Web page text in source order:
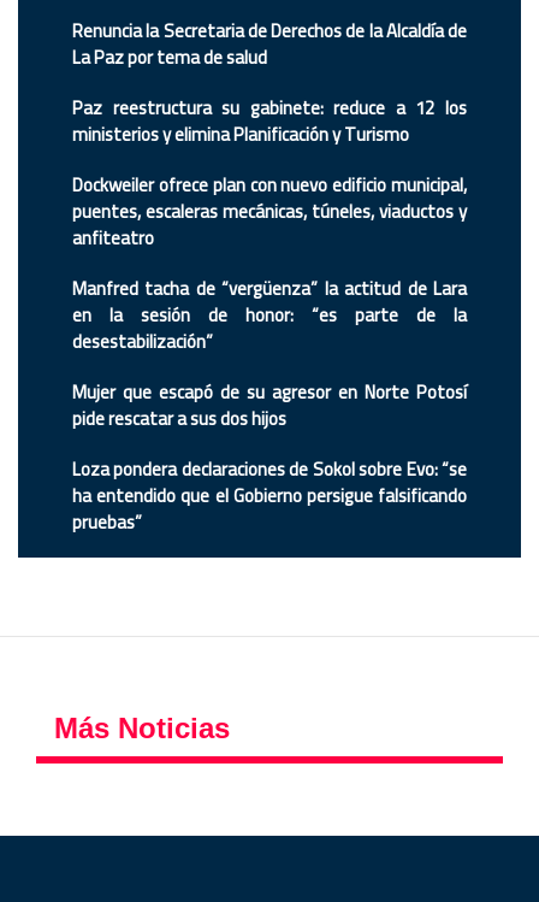
Renuncia la Secretaria de Derechos de la Alcaldía de
La Paz por tema de salud
Paz reestructura su gabinete: reduce a 12 los
ministerios y elimina Planificación y Turismo
Dockweiler ofrece plan con nuevo edificio municipal,
puentes, escaleras mecánicas, túneles, viaductos y
anfiteatro
Manfred tacha de “vergüenza” la actitud de Lara
en la sesión de honor: “es parte de la
desestabilización”
Mujer que escapó de su agresor en Norte Potosí
pide rescatar a sus dos hijos
Loza pondera declaraciones de Sokol sobre Evo: “se
ha entendido que el Gobierno persigue falsificando
pruebas”
Más Noticias